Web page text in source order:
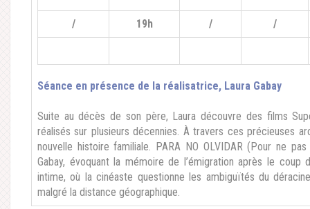
/ 19h / /
Séance en présence de la réalisatrice, Laura Gabay
Suite au décès de son père, Laura découvre des films
réalisés sur plusieurs décennies. À travers ces précieuses
nouvelle histoire familiale. PARA NO OLVIDAR (Pour ne
Gabay, évoquant la mémoire de l’émigration après le coup
intime, où la cinéaste questionne les ambiguïtés du
malgré la distance géographique.